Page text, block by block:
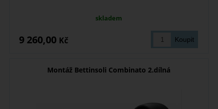
skladem
9 260,00 Kč
Montáž Bettinsoli Combinato 2.dílná